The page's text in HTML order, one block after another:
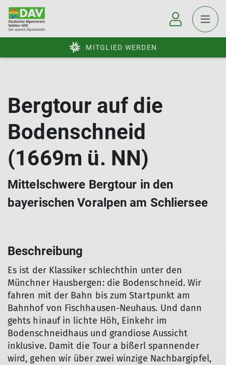
MITGLIED WERDEN
Bergtour auf die
Bodenschneid
(1669m ü. NN)
Mittelschwere Bergtour in den
bayerischen Voralpen am Schliersee
Beschreibung
Es ist der Klassiker schlechthin unter den
Münchner Hausbergen: die Bodenschneid. Wir
fahren mit der Bahn bis zum Startpunkt am
Bahnhof von Fischhausen-Neuhaus. Und dann
gehts hinauf in lichte Höh, Einkehr im
Bodenschneidhaus und grandiose Aussicht
inklusive. Damit die Tour a bißerl spannender
wird, gehen wir über zwei winzige Nachbargipfel,